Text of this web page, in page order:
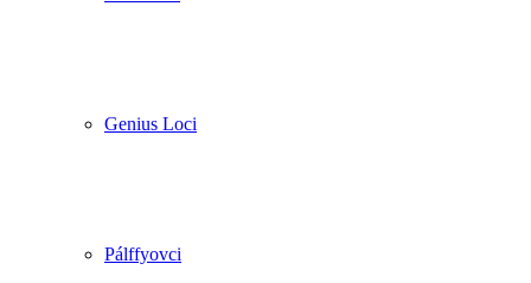
Genius Loci
Pálffyovci